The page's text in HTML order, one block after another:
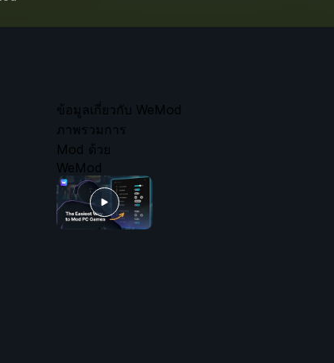
ข้อมูลเกี่ยวกับ WeMod
ภาพรวมการ
Mod ด้วย
WeMod